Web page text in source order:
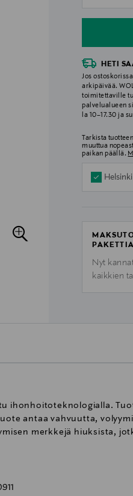
HETI
Jos
arkipäivää.
toimitettaville
palvelualueen
la 10–17.30 ja
Tarkista
muuttua
paikan päällä.
Helsinki
Nyt
kaikkien
ihonhoitoteknologialla.
antaa vahvuutta,
merkkejä hiuksista,